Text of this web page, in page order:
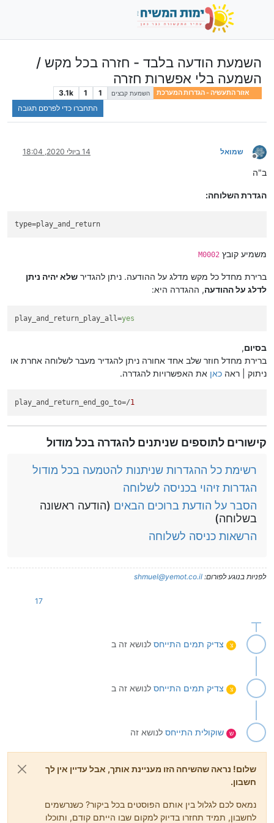
השמעת הודעה בלבד - חזרה בכל מקש /
השמעה בלי אפשרות חזרה
אזור התעשיה - הגדרות המערכת השמעת קבצים 1
1
3.1k
התחברו כדי לפרסם תגובה
מנותק
שמואל 14 ביולי 2020, 18:04
ב"ה
הגדרת השלוחה:
type=play_and_return
משמיע קובץ M0002
ברירת מחדל כל מקש מדלג על ההודעה. ניתן להגדיר שלא יהיה ניתן
לדלג על ההודעה, ההגדרה היא:
play_and_return_play_all=yes
בסיום,
ברירת מחדל חוזר שלב אחד אחורה ניתן להגדיר מעבר לשלוחה אחרת או
ניתוק | ראה כאן את האפשרויות להגדרה.
play_and_return_end_go_to=/1
קישורים לתוספים שניתנים להגדרה בכל מודול
רשימת כל ההגדרות שניתנות להטמעה בכל מודול
הגדרות זיהוי בכניסה לשלוחה
הסבר על הודעת ברוכים הבאים (הודעה ראשונה
בשלוחה)
הרשאות כניסה לשלוחה
לפניות בנוגע לפורום: shmuel@yemot.co.il
17
צ צדיק תמים התייחס לנושא זה ב
צ צדיק תמים התייחס לנושא זה ב
ש שוקולית התייחס לנושא זה
שלום! נראה שהשיחה הזו מעניינת אותך, אבל עדיין אין לך
חשבון.
נמאס לכם לגלול בין אותם הפוסטים בכל ביקור? כשנרשמים
לחשבון, תמיד תחזרו בדיוק למקום שבו הייתם קודם, ותוכלו